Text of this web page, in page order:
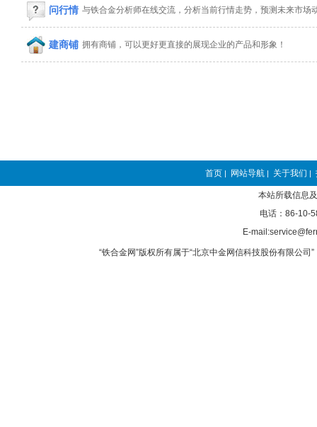
问行情 与铁合金分析师在线交流，分析当前行情走势，预测未来市场
建商铺 拥有商铺，可以更好更直接的展现企业的产品和形象！
首页 | 网站导航 | 关于我们 |
本站所载信息
电话：86-10-
E-
“铁合金网”版权所有属于“北京中金网信科技股份有限公司